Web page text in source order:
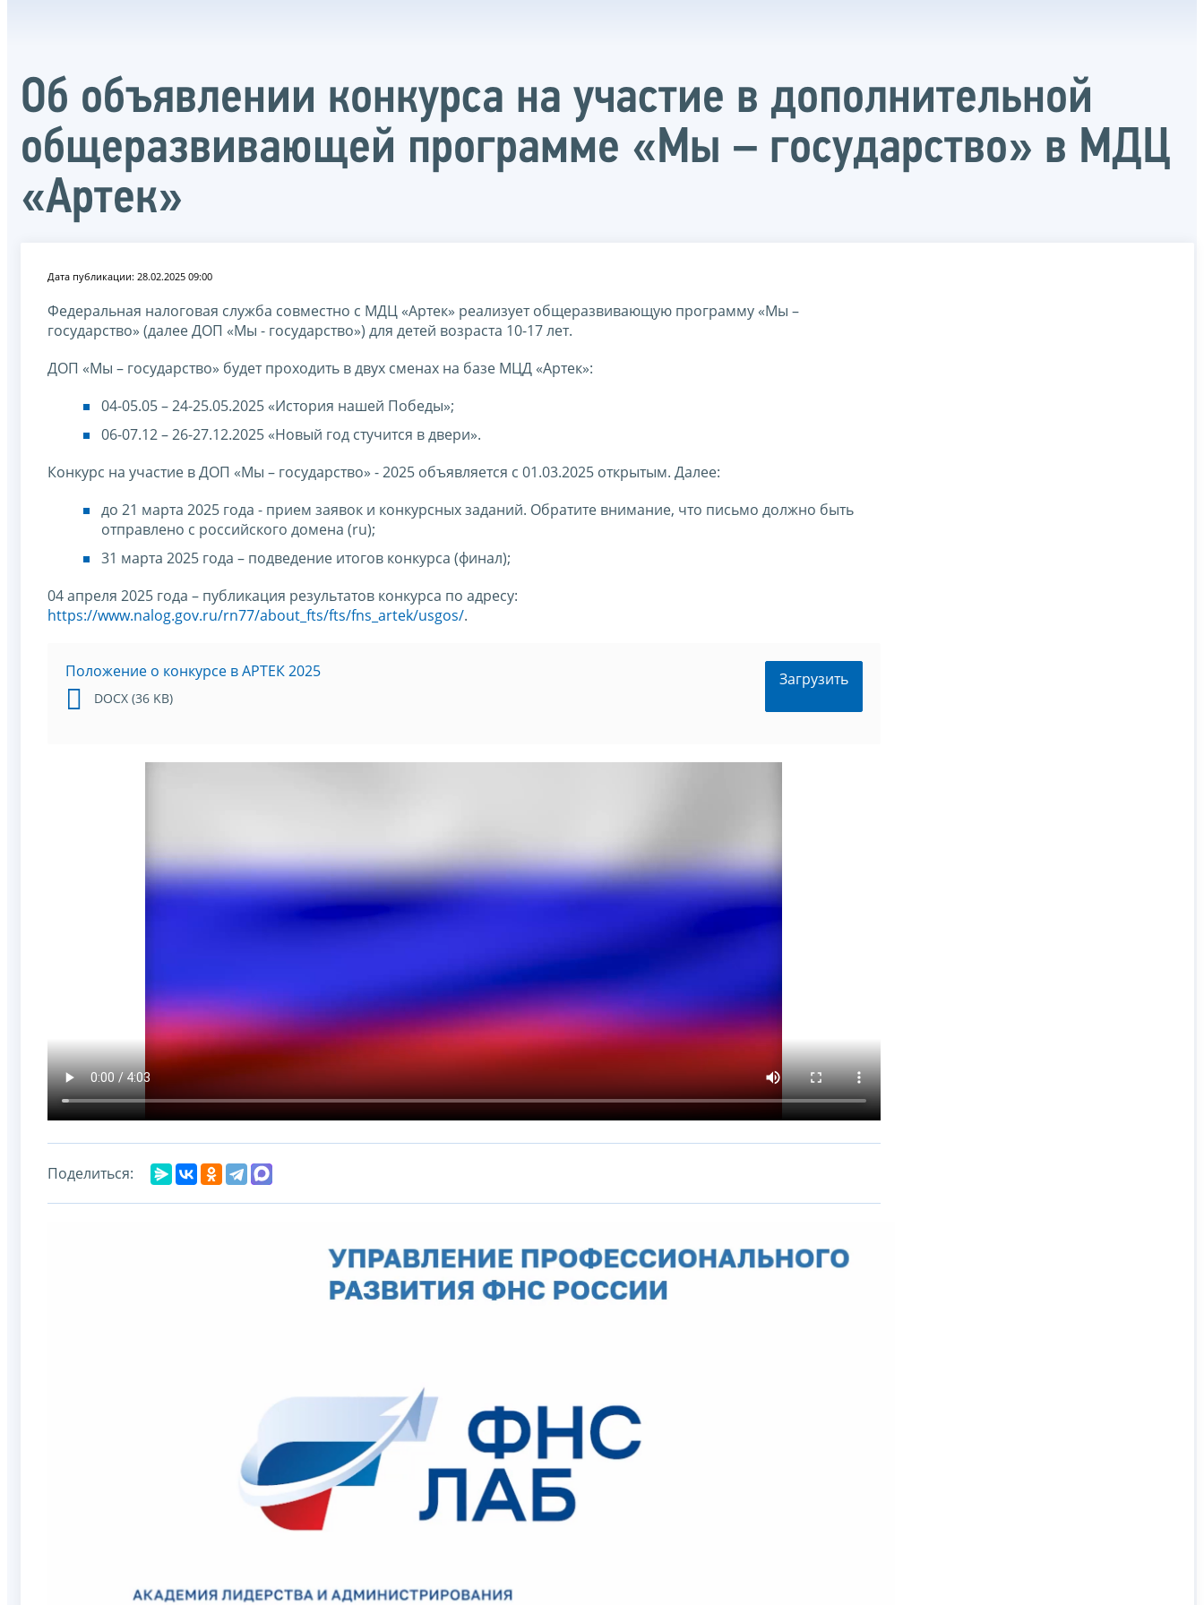
Об объявлении конкурса на участие в дополнительной
общеразвивающей программе «Мы – государство» в МДЦ
«Артек»
Дата публикации: 28.02.2025 09:00
Федеральная налоговая служба совместно c МДЦ «Артек» реализует общеразвивающую программу «Мы –
государство» (далее ДОП «Мы - государство») для детей возраста 10-17 лет.
ДОП «Мы – государство» будет проходить в двух сменах на базе МЦД «Артек»:
04-05.05 – 24-25.05.2025 «История нашей Победы»;
06-07.12 – 26-27.12.2025 «Новый год стучится в двери».
Конкурс на участие в ДОП «Мы – государство» - 2025 объявляется с 01.03.2025 открытым. Далее:
до 21 марта 2025 года - прием заявок и конкурсных заданий. Обратите внимание, что письмо должно быть
отправлено с российского домена (ru);
31 марта 2025 года – подведение итогов конкурса (финал);
04 апреля 2025 года – публикация результатов конкурса по адресу:
https://www.nalog.gov.ru/rn77/about_fts/fts/fns_artek/usgos/.
Положение о конкурсе в АРТЕК 2025
DOCX (36 KB)
Загрузить
Поделиться: